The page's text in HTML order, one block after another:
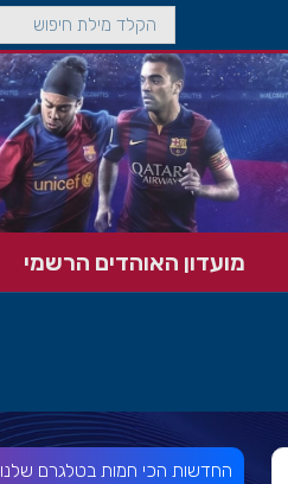
מועדון האוהדים הרשמי
החדשות הכי חמות בטלגרם שלנו